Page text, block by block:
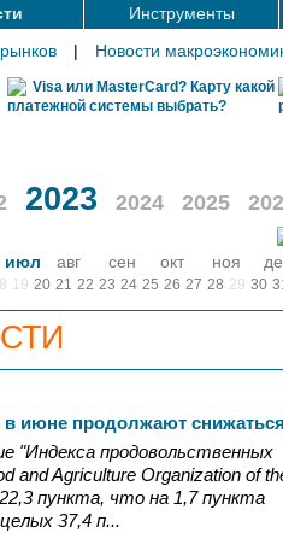
Инструменты
| Новости
Visa или MasterCard? Карту какой
платежной системы выбрать?
2023 2024 2025
июл авг сен окт ноя
19 20 21 22 23 24 25 26 27 28 29 30
июне продолжают снижаться
"Индекса продовольственных
and Agriculture Organization of
пункта, что на 1,7 пункта
37,4 п...